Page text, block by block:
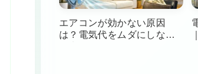
エアコンが効かない原因
は？電気代をムダにしない